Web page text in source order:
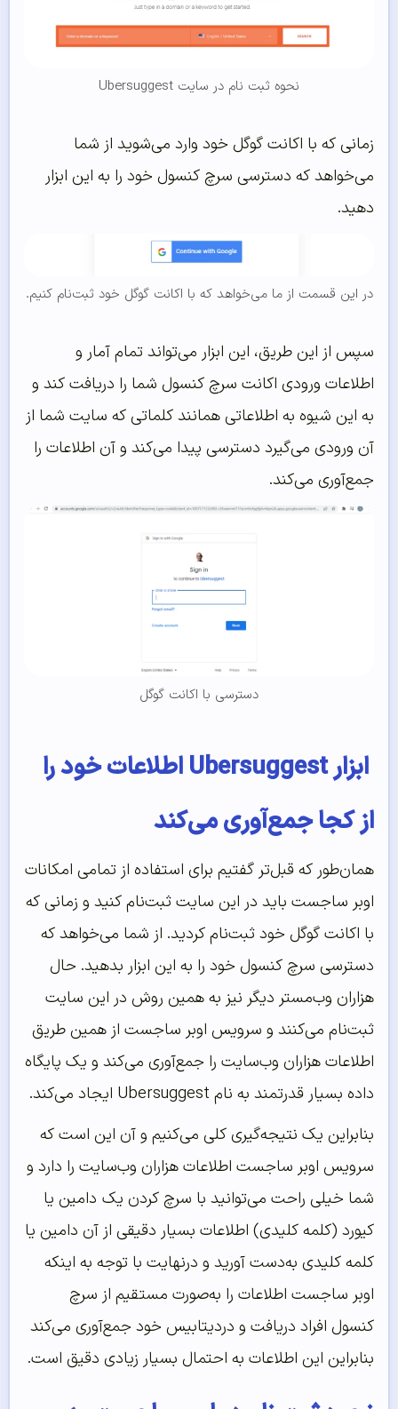
نحوه ثبت نام در سایت Ubersuggest
زمانی که با اکانت گوگل خود وارد می‌شوید از شما
می‌خواهد که دسترسی سرچ کنسول خود را به این ابزار
دهید.
در این قسمت از ما می‌خواهد که با اکانت گوگل خود ثبت‌نام کنیم.
سپس از این طریق، این ابزار می‌تواند تمام آمار و
اطلاعات ورودی اکانت سرچ کنسول شما را دریافت کند و
به این شیوه به اطلاعاتی همانند کلماتی که سایت شما از
آن ورودی می‌گیرد دسترسی پیدا می‌کند و آن اطلاعات را
جمع‌آوری می‌کند.
دسترسی با اکانت گوگل
ابزار Ubersuggest اطلاعات خود را
از کجا جمع‌آوری می‌کند
همان‌طور که قبل‌تر گفتیم برای استفاده از تمامی امکانات
اوبر ساجست باید در این سایت ثبت‌نام کنید و زمانی که
با اکانت گوگل خود ثبت‌نام کردید. از شما می‌خواهد که
دسترسی سرچ کنسول خود را به این ابزار بدهید. حال
هزاران وب‌مستر دیگر نیز به همین روش در این سایت
ثبت‌نام می‌کنند و سرویس اوبر ساجست از همین طریق
اطلاعات هزاران وب‌سایت را جمع‌آوری می‌کند و یک پایگاه
داده بسیار قدرتمند به نام Ubersuggest ایجاد می‌کند.
بنابراین یک نتیجه‌گیری کلی می‌کنیم و آن این است که
سرویس اوبر ساجست اطلاعات هزاران وب‌سایت را دارد و
شما خیلی راحت می‌توانید با سرچ کردن یک دامین یا
کیورد (کلمه کلیدی) اطلاعات بسیار دقیقی از آن دامین یا
کلمه کلیدی به‌دست آورید و درنهایت با توجه به اینکه
اوبر ساجست اطلاعات را به‌صورت مستقیم از سرچ
کنسول افراد دریافت و دردیتابیس خود جمع‌آوری می‌کند
بنابراین این اطلاعات به‌ احتمال بسیار زیادی دقیق است.